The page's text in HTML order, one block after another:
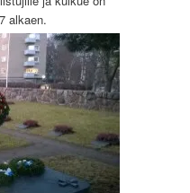
alkaen.